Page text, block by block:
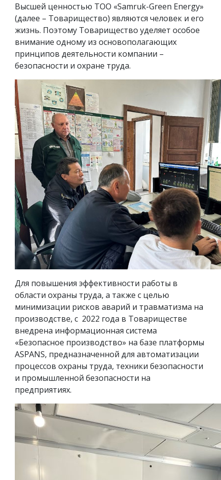
Высшей ценностью ТОО «Samruk-Green Energy»
(далее – Товарищество) являются человек и его
жизнь. Поэтому Товарищество уделяет особое
внимание одному из основополагающих
принципов деятельности компании –
безопасности и охране труда.
Для повышения эффективности работы в
области охраны труда, а также с целью
минимизации рисков аварий и травматизма на
производстве, с 2022 года в Товариществе
внедрена информационная система
«Безопасное производство» на базе платформы
ASPANS, предназначенной для автоматизации
процессов охраны труда, техники безопасности
и промышленной безопасности на
предприятиях.